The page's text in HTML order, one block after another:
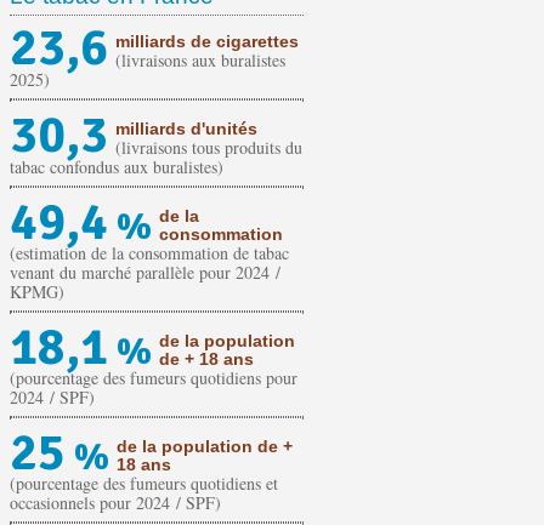
23,6 milliards de cigarettes
(livraisons aux buralistes
2025)
30,3 milliards d'unités
(livraisons tous produits du
tabac confondus aux buralistes)
49,4 % de la
consommation
(estimation de la consommation de tabac
venant du marché parallèle pour 2024 /
KPMG)
18,1 % de la population
de + 18 ans
(pourcentage des fumeurs quotidiens pour
2024 / SPF)
25 % de la population de +
18 ans
(pourcentage des fumeurs quotidiens et
occasionnels pour 2024 / SPF)